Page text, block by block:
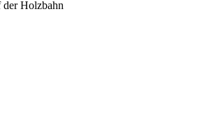
der Holzbahn